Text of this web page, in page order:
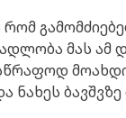
მას ამ
ნახეს